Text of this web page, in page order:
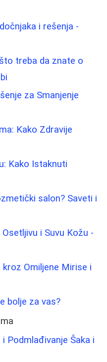
i rešenja -
treba da znate o
za Smanjenje
Kako Zdravije
Kako Istaknuti
salon? Saveti i
i Suvu Kožu -
Omiljene Mirise i
bolje za vas?
Podmlađivanje Šaka i